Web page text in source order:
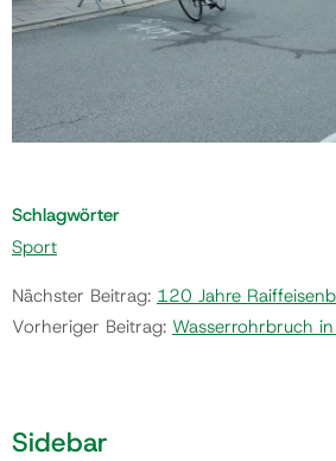
Schlagwörter
Sport
Nächster Beitrag: 120 Jahre
Vorheriger Beitrag: Wasserrohrbruch
Sidebar